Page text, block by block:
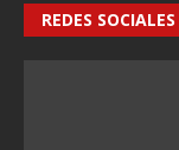
REDES SOCIALES